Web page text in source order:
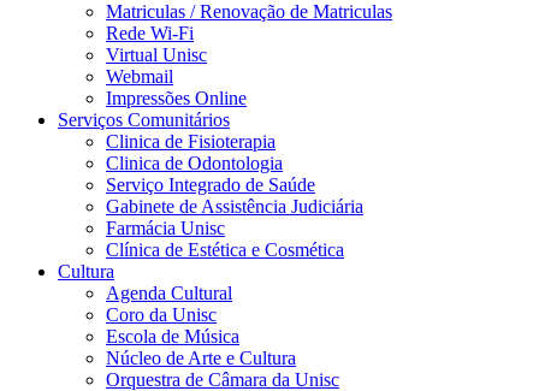
Matriculas / Renovação de Matriculas
Rede Wi-Fi
Virtual Unisc
Webmail
Impressões Online
Serviços Comunitários
Clinica de Fisioterapia
Clinica de Odontologia
Serviço Integrado de Saúde
Gabinete de Assistência Judiciária
Farmácia Unisc
Clínica de Estética e Cosmética
Cultura
Agenda Cultural
Coro da Unisc
Escola de Música
Núcleo de Arte e Cultura
Orquestra de Câmara da Unisc